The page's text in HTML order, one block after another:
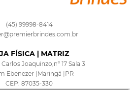
(45) 99998-8414
FÍSICA | MATRIZ
Joaquinzo,n° 17 Sala 3
Ebenezer |Maringá |PR
CEP: 87035-330